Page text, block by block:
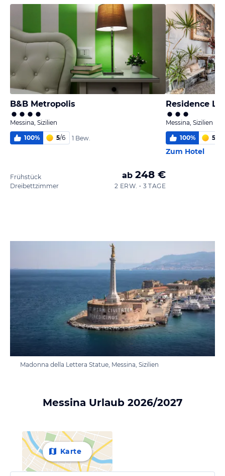
B&B Metropolis
Messina, Sizilien
100% 5/6 1 Bew.
Frühstück
Dreibettzimmer
ab 248 €
2 ERW. • 3 TAGE
Residence La
Messina, Sizilien
100% 5
Zum Hotel
Madonna della Lettera Statue, Messina, Sizilien
Messina Urlaub 2026/2027
Karte